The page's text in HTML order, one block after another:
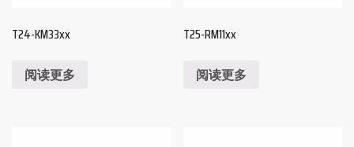
T24-KM33xx
阅读更多
T25-RM11xx
阅读更多